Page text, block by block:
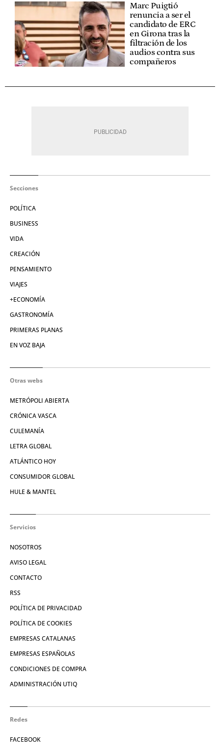
Marc Puigtió
renuncia a ser el
candidato de ERC
en Girona tras la
filtración de los
audios contra sus
compañeros
Secciones
POLÍTICA
BUSINESS
VIDA
CREACIÓN
PENSAMIENTO
VIAJES
+ECONOMÍA
GASTRONOMÍA
PRIMERAS PLANAS
EN VOZ BAJA
Otras webs
METRÓPOLI ABIERTA
CRÓNICA VASCA
CULEMANÍA
LETRA GLOBAL
ATLÁNTICO HOY
CONSUMIDOR GLOBAL
HULE & MANTEL
Servicios
NOSOTROS
AVISO LEGAL
CONTACTO
RSS
POLÍTICA DE PRIVACIDAD
POLÍTICA DE COOKIES
EMPRESAS CATALANAS
EMPRESAS ESPAÑOLAS
CONDICIONES DE COMPRA
ADMINISTRACIÓN UTIQ
Redes
FACEBOOK